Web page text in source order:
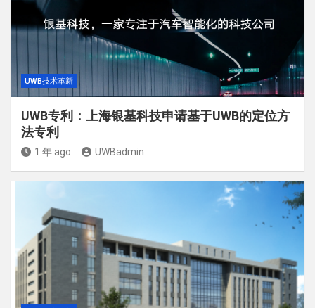
UWB技术革新
UWB专利：上海银基科技申请基于UWB的定位方
法专利
1 年 ago UWBadmin